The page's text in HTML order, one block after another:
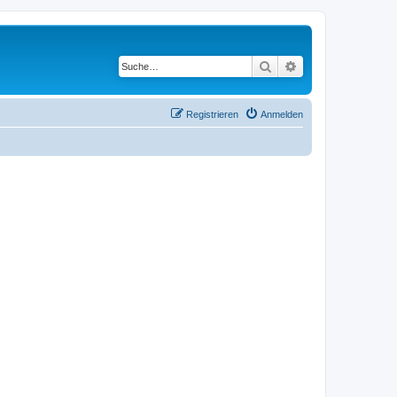
Suche
Anmelden
Registrieren